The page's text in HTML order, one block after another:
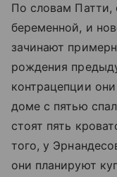
По словам Патти,
беременной, и
зачинают
рождения
контрацепции
доме с пятью
стоят пять
того, у
они планируют